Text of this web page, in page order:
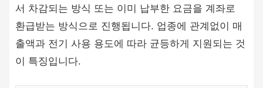
서 차감되는 방식 또는 이미 납부한 요금을 계좌로
환급받는 방식으로 진행됩니다. 업종에 관계없이 매
출액과 전기 사용 용도에 따라 균등하게 지원되는 것
이 특징입니다.